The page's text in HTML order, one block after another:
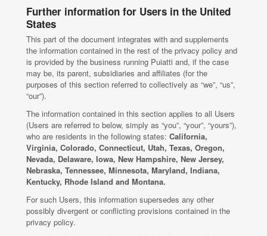
Further information for Users in the United
States
This part of the document integrates with and supplements
the information contained in the rest of the privacy policy and
is provided by the business running Puiatti and, if the case
may be, its parent, subsidiaries and affiliates (for the
purposes of this section referred to collectively as “we”, “us”,
“our”).
The information contained in this section applies to all Users
(Users are referred to below, simply as “you”, “your”, “yours”),
who are residents in the following states: California,
Virginia, Colorado, Connecticut, Utah, Texas, Oregon,
Nevada, Delaware, Iowa, New Hampshire, New Jersey,
Nebraska, Tennessee, Minnesota, Maryland, Indiana,
Kentucky, Rhode Island and Montana.
For such Users, this information supersedes any other
possibly divergent or conflicting provisions contained in the
privacy policy.